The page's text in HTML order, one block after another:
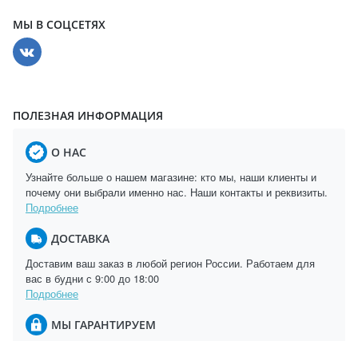
МЫ В СОЦСЕТЯХ
ПОЛЕЗНАЯ ИНФОРМАЦИЯ
О НАС
Узнайте больше о нашем магазине: кто мы, наши клиенты и
почему они выбрали именно нас. Наши контакты и реквизиты.
Подробнее
ДОСТАВКА
Доставим ваш заказ в любой регион России. Работаем для
вас в будни с 9:00 до 18:00
Подробнее
МЫ ГАРАНТИРУЕМ